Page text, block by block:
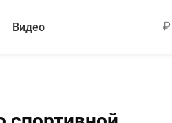
Видео